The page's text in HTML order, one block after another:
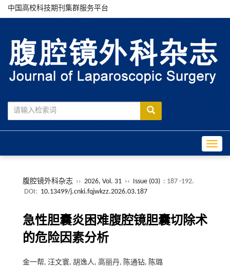
中国高校科技期刊集群服务平台
腹腔镜外科杂志 ›› 2026, Vol. 31 ›› Issue (03) : 187 -192.
DOI: 10.13499/j.cnki.fqjwkzz.2026.03.187
急性胆囊炎困难腹腔镜胆囊切除术
的危险因素分析
金一帮, 汪文寰, 胡逸人, 高丽丹, 陈通钻, 陈璐